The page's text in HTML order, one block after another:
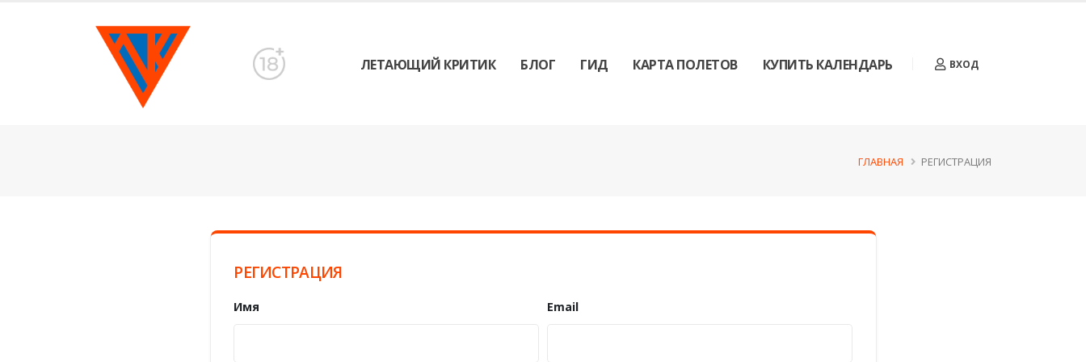
ЛЕТАЮЩИЙ КРИТИК БЛОГ ГИД КАРТА ПОЛЕТОВ КУПИТЬ КАЛЕНДАРЬ ВХОД
ГЛАВНАЯ РЕГИСТРАЦИЯ
РЕГИСТРАЦИЯ
Имя Email